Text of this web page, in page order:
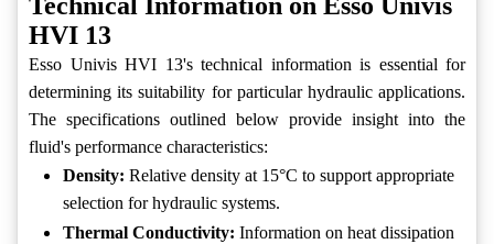
Technical Information on Esso Univis
HVI 13
Esso Univis HVI 13's technical information is essential for
determining its suitability for particular hydraulic applications.
The specifications outlined below provide insight into the
fluid's performance characteristics:
Density: Relative density at 15°C to support appropriate
selection for hydraulic systems.
Thermal Conductivity: Information on heat dissipation